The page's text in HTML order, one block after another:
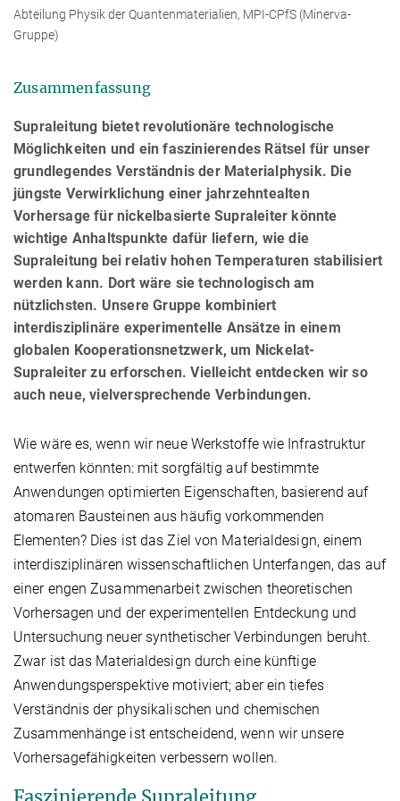
Abteilung Physik der Quantenmaterialien, MPI-CPfS (Minerva-
Gruppe)
Zusammenfassung
Supraleitung bietet revolutionäre technologische
Möglichkeiten und ein faszinierendes Rätsel für unser
grundlegendes Verständnis der Materialphysik. Die
jüngste Verwirklichung einer jahrzehntealten
Vorhersage für nickelbasierte Supraleiter könnte
wichtige Anhaltspunkte dafür liefern, wie die
Supraleitung bei relativ hohen Temperaturen stabilisiert
werden kann. Dort wäre sie technologisch am
nützlichsten. Unsere Gruppe kombiniert
interdisziplinäre experimentelle Ansätze in einem
globalen Kooperationsnetzwerk, um Nickelat-
Supraleiter zu erforschen. Vielleicht entdecken wir so
auch neue, vielversprechende Verbindungen.
Wie wäre es, wenn wir neue Werkstoffe wie Infrastruktur
entwerfen könnten: mit sorgfältig auf bestimmte
Anwendungen optimierten Eigenschaften, basierend auf
atomaren Bausteinen aus häufig vorkommenden
Elementen? Dies ist das Ziel von Materialdesign, einem
interdisziplinären wissenschaftlichen Unterfangen, das auf
einer engen Zusammenarbeit zwischen theoretischen
Vorhersagen und der experimentellen Entdeckung und
Untersuchung neuer synthetischer Verbindungen beruht.
Zwar ist das Materialdesign durch eine künftige
Anwendungsperspektive motiviert; aber ein tiefes
Verständnis der physikalischen und chemischen
Zusammenhänge ist entscheidend, wenn wir unsere
Vorhersagefähigkeiten verbessern wollen.